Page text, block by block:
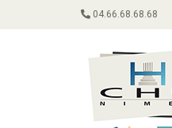
04.66.68.68.68